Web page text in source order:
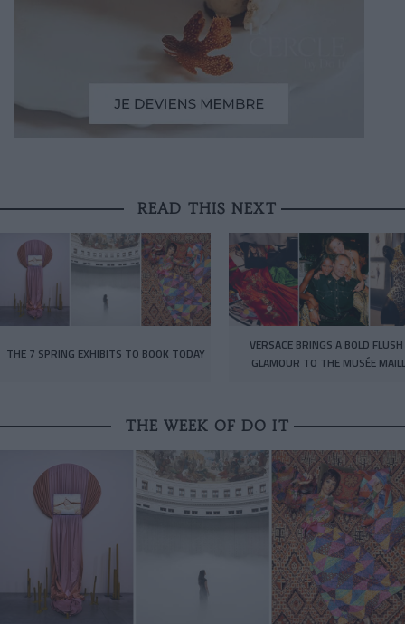
READ THIS NEXT
THE 7 SPRING EXHIBITS TO BOOK TODAY
VERSACE BRINGS A BOLD
GLAMOUR TO THE MUSÉE
THE WEEK OF DO IT